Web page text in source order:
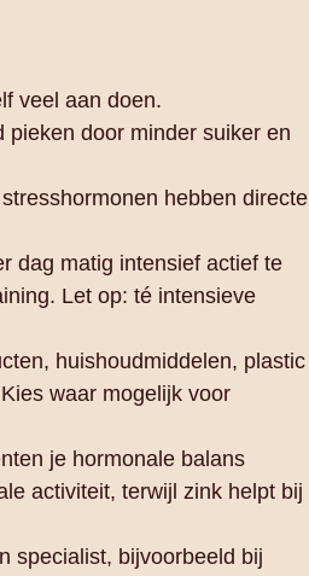
veel aan doen.
door minder suiker en
hebben directe
dag matig intensief actief te
Let op: té intensieve
huishoudmiddelen, plastic
waar mogelijk voor
je hormonale balans
activiteit, terwijl zink helpt bij
specialist, bijvoorbeeld bij